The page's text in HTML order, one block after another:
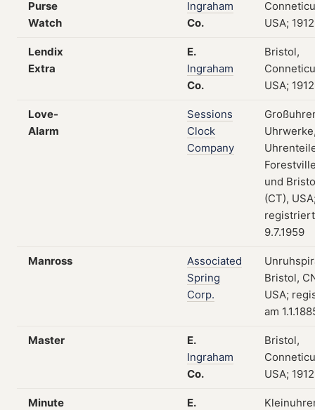
Purse
Watch
Ingraham
Co.
USA;
Lendix
Extra
E.
Ingraham
Co.
Bristol,
USA;
Love-
Alarm
Sessions
Clock
Company
und
(CT),
9.7.1959
Manross
Associated
Spring
Corp.
Bristol,
USA;
am
Master
E.
Ingraham
Co.
Bristol,
USA;
Minute
E.